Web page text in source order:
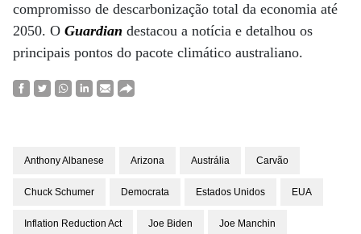
compromisso de descarbonização total da economia até
2050. O Guardian destacou a notícia e detalhou os
principais pontos do pacote climático australiano.
Anthony Albanese Arizona Austrália Carvão
Chuck Schumer Democrata Estados Unidos EUA
Inflation Reduction Act Joe Biden Joe Manchin